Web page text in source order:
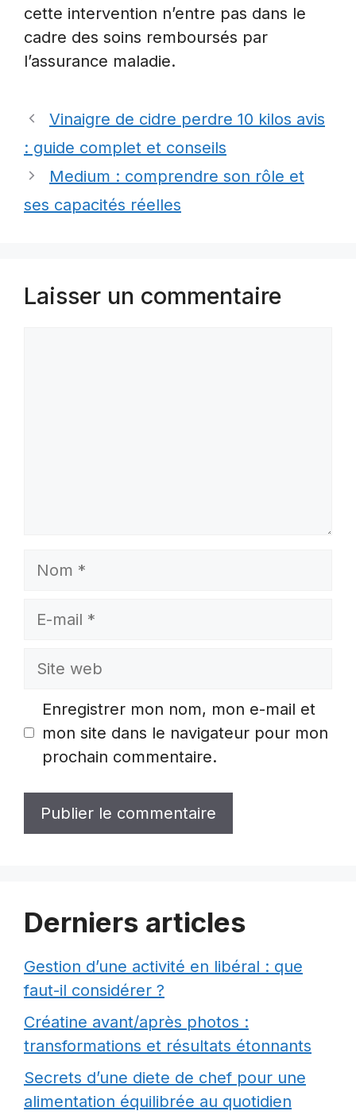
cette intervention n’entre pas dans le
cadre des soins remboursés par
l’assurance maladie.
Vinaigre de cidre perdre 10 kilos avis
: guide complet et conseils
Medium : comprendre son rôle et
ses capacités réelles
Laisser un commentaire
Nom
E-
Site
Enregistrer mon nom, mon e-mail et
mon site dans le navigateur pour mon
prochain commentaire.
Derniers articles
Gestion d’une activité en libéral : que
faut-il considérer ?
Créatine avant/après photos :
transformations et résultats étonnants
Secrets d’une diete de chef pour une
alimentation équilibrée au quotidien